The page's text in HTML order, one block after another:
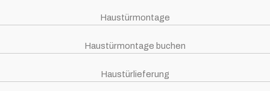
Haustürmontage
Haustürmontage buchen
Haustürlieferung